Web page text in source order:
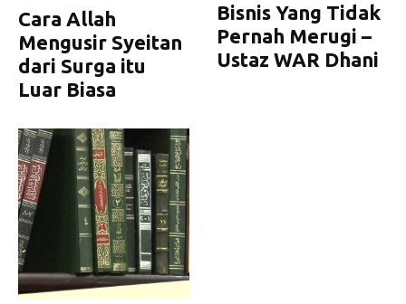
Cara Allah
Mengusir Syeitan
dari Surga itu
Luar Biasa
Bisnis Yang Tidak
Pernah Merugi –
Ustaz WAR Dhani